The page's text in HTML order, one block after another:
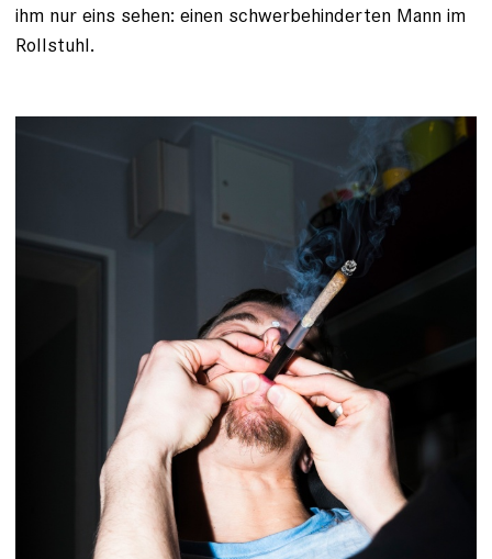
ihm nur eins sehen: einen schwerbehinderten Mann im
Rollstuhl.